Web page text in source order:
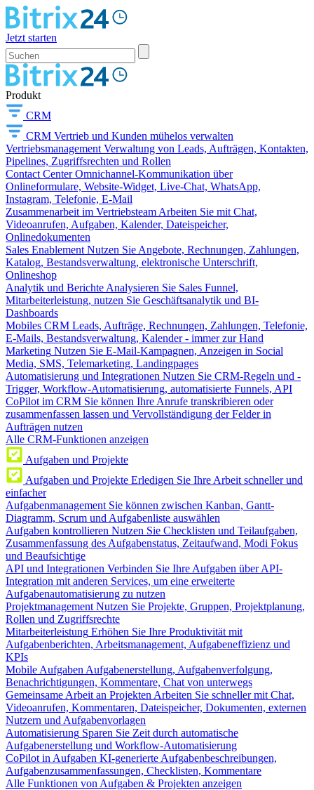
Jetzt starten
Produkt
CRM
CRM Vertrieb und Kunden mühelos verwalten
Vertriebsmanagement Verwaltung von Leads, Aufträgen, Kontakten,
Pipelines, Zugriffsrechten und Rollen
Contact Center Omnichannel-Kommunikation über
Onlineformulare, Website-Widget, Live-Chat, WhatsApp,
Instagram, Telefonie, E-Mail
Zusammenarbeit im Vertriebsteam Arbeiten Sie mit Chat,
Videoanrufen, Aufgaben, Kalender, Dateispeicher,
Onlinedokumenten
Sales Enablement Nutzen Sie Angebote, Rechnungen, Zahlungen,
Katalog, Bestandsverwaltung, elektronische Unterschrift,
Onlineshop
Analytik und Berichte Analysieren Sie Sales Funnel,
Mitarbeiterleistung, nutzen Sie Geschäftsanalytik und BI-
Dashboards
Mobiles CRM Leads, Aufträge, Rechnungen, Zahlungen, Telefonie,
E-Mails, Bestandsverwaltung, Kalender - immer zur Hand
Marketing Nutzen Sie E-Mail-Kampagnen, Anzeigen in Social
Media, SMS, Telemarketing, Landingpages
Automatisierung und Integrationen Nutzen Sie CRM-Regeln und -
Trigger, Workflow-Automatisierung, automatisierte Funnels, API
CoPilot im CRM Sie können Ihre Anrufe transkribieren oder
zusammenfassen lassen und Vervollständigung der Felder in
Aufträgen nutzen
Alle CRM-Funktionen anzeigen
Aufgaben und Projekte
Aufgaben und Projekte Erledigen Sie Ihre Arbeit schneller und
einfacher
Aufgabenmanagement Sie können zwischen Kanban, Gantt-
Diagramm, Scrum und Aufgabenliste auswählen
Aufgaben kontrollieren Nutzen Sie Checklisten und Teilaufgaben,
Zusammenfassung des Aufgabenstatus, Zeitaufwand, Modi Fokus
und Beaufsichtige
API und Integrationen Verbinden Sie Ihre Aufgaben über API-
Integration mit anderen Services, um eine erweiterte
Aufgabenautomatisierung zu nutzen
Projektmanagement Nutzen Sie Projekte, Gruppen, Projektplanung,
Rollen und Zugriffsrechte
Mitarbeiterleistung Erhöhen Sie Ihre Produktivität mit
Aufgabenberichten, Arbeitsmanagement, Aufgabeneffizienz und
KPIs
Mobile Aufgaben Aufgabenerstellung, Aufgabenverfolgung,
Benachrichtigungen, Kommentare, Chat von unterwegs
Gemeinsame Arbeit an Projekten Arbeiten Sie schneller mit Chat,
Videoanrufen, Kommentaren, Dateispeicher, Dokumenten, externen
Nutzern und Aufgabenvorlagen
Automatisierung Sparen Sie Zeit durch automatische
Aufgabenerstellung und Workflow-Automatisierung
CoPilot in Aufgaben KI-generierte Aufgabenbeschreibungen,
Aufgabenzusammenfassungen, Checklisten, Kommentare
Alle Funktionen von Aufgaben & Projekten anzeigen